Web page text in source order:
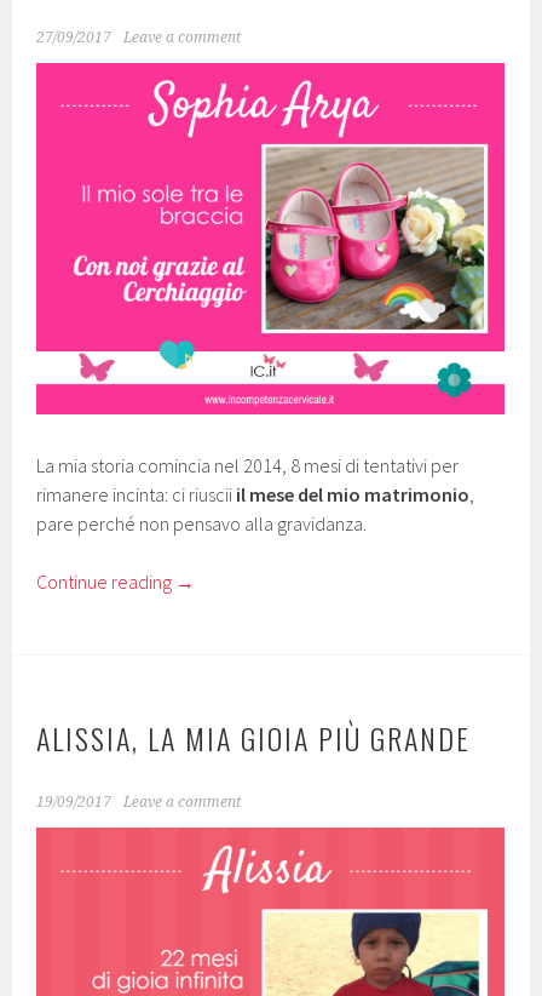
27/09/2017 Leave a comment
La mia storia comincia nel 2014, 8 mesi di tentativi per
rimanere incinta: ci riuscii il mese del mio matrimonio
pare perché non pensavo alla gravidanza.
Continue reading →
ALISSIA, LA MIA GIOIA PIÙ GRANDE
19/09/2017 Leave a comment